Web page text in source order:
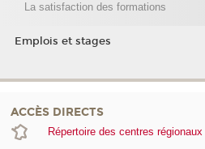
La satisfaction des formations
Emplois et stages
ACCÈS DIRECTS
Répertoire des centres régionaux